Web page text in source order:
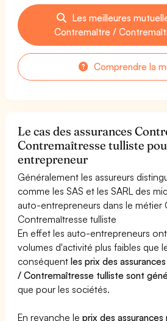
Les meilleures
Contremaître /
Comprendre la
Le cas des assurances
Contremaîtresse tulliste
entrepreneur
Généralement les assureurs
comme les SAS et les SARL des
auto-entrepreneurs dans le métier
Contremaîtresse tulliste
En effet les auto-entrepreneurs
volumes d'activité plus faibles que
conséquentles prix des
/ Contremaîtresse tulliste sont
que pour les sociétés.
En revanche leprix des